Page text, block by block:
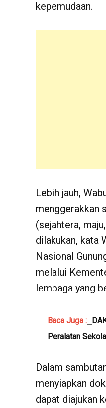
kepemudaan.
Lebih jauh,
menggerakkan
(sejahtera,
dilakukan, kata
Nasional
melalui
lembaga yang
Baca Juga :
Peralatan
Dalam
menyiapkan
dapat diajukan